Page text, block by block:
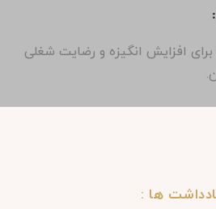
افزایش انگیزه و رضایت شغلی
ها :